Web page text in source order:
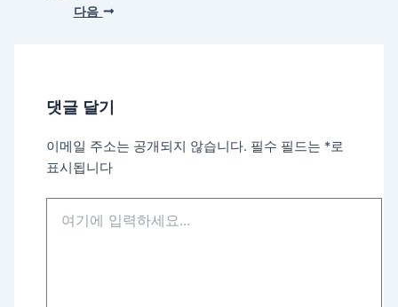
다음
댓글 달기
이메일 주소는 공개되지 않습니다. 필수 필드는 *로
표시됩니다